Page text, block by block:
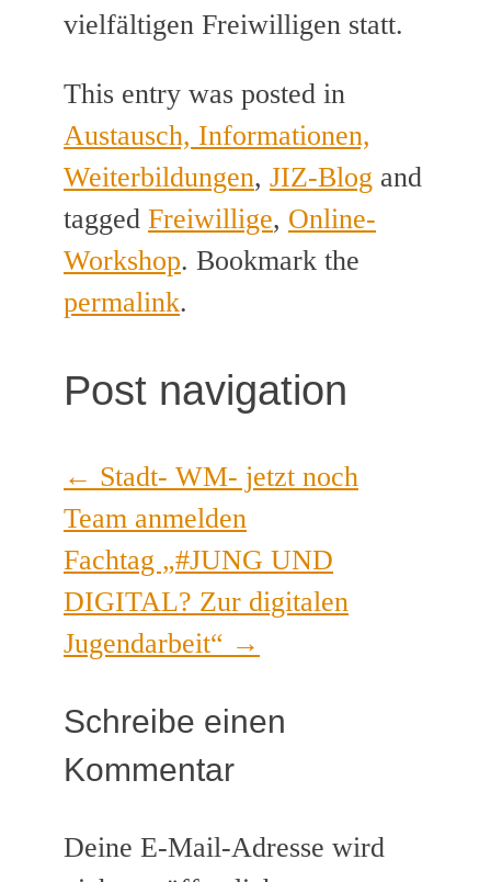
vielfältigen Freiwilligen statt.
This entry was posted in
Austausch, Informationen,
Weiterbildungen, JIZ-Blog and
tagged Freiwillige, Online-
Workshop. Bookmark the
permalink.
Post navigation
← Stadt- WM- jetzt noch
Team anmelden
Fachtag „#JUNG UND
DIGITAL? Zur digitalen
Jugendarbeit“ →
Schreibe einen
Kommentar
Deine E-Mail-Adresse wird